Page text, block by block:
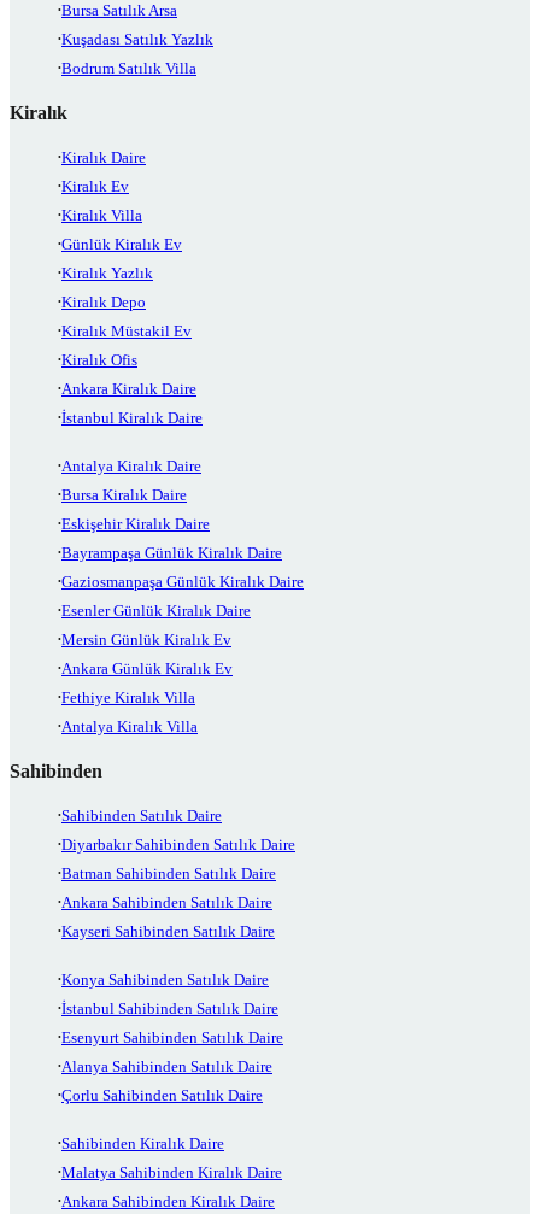
Bursa Satılık Arsa
Kuşadası Satılık Yazlık
Bodrum Satılık Villa
Kiralık
Kiralık Daire
Kiralık Ev
Kiralık Villa
Günlük Kiralık Ev
Kiralık Yazlık
Kiralık Depo
Kiralık Müstakil Ev
Kiralık Ofis
Ankara Kiralık Daire
İstanbul Kiralık Daire
Antalya Kiralık Daire
Bursa Kiralık Daire
Eskişehir Kiralık Daire
Bayrampaşa Günlük Kiralık Daire
Gaziosmanpaşa Günlük Kiralık Daire
Esenler Günlük Kiralık Daire
Mersin Günlük Kiralık Ev
Ankara Günlük Kiralık Ev
Fethiye Kiralık Villa
Antalya Kiralık Villa
Sahibinden
Sahibinden Satılık Daire
Diyarbakır Sahibinden Satılık Daire
Batman Sahibinden Satılık Daire
Ankara Sahibinden Satılık Daire
Kayseri Sahibinden Satılık Daire
Konya Sahibinden Satılık Daire
İstanbul Sahibinden Satılık Daire
Esenyurt Sahibinden Satılık Daire
Alanya Sahibinden Satılık Daire
Çorlu Sahibinden Satılık Daire
Sahibinden Kiralık Daire
Malatya Sahibinden Kiralık Daire
Ankara Sahibinden Kiralık Daire